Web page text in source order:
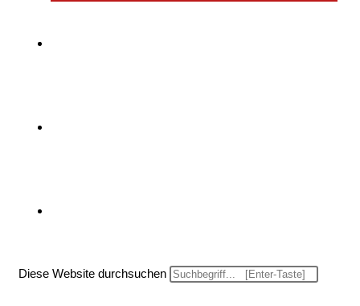
Diese Website durchsuchen